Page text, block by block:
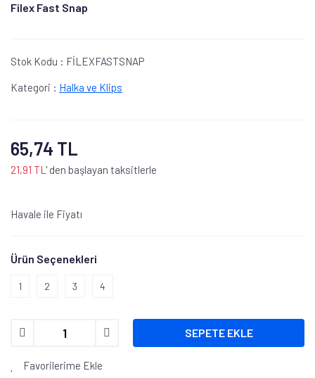
Filex Fast Snap
Stok Kodu : FİLEXFASTSNAP
Kategori : Halka ve Klips
65,74 TL
21,91 TL ' den başlayan taksitlerle
Havale ile Fiyatı
Ürün Seçenekleri
1 2 3 4
SEPETE EKLE
Favorilerime Ekle